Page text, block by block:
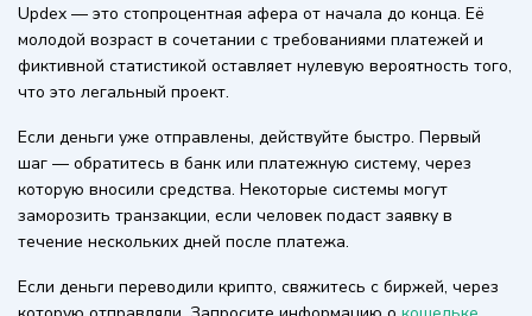
Updex — это стопроцентная афера от начала до конца. Её
молодой возраст в сочетании с требованиями платежей и
фиктивной статистикой оставляет нулевую вероятность того,
что это легальный проект.
Если деньги уже отправлены, действуйте быстро. Первый
шаг — обратитесь в банк или платежную систему, через
которую вносили средства. Некоторые системы могут
заморозить транзакции, если человек подаст заявку в
течение нескольких дней после платежа.
Если деньги переводили крипто, свяжитесь с биржей, через